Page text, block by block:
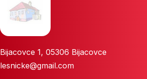
Bijacovce 1, 05306 Bijacovce
lesnicke@gmail.com